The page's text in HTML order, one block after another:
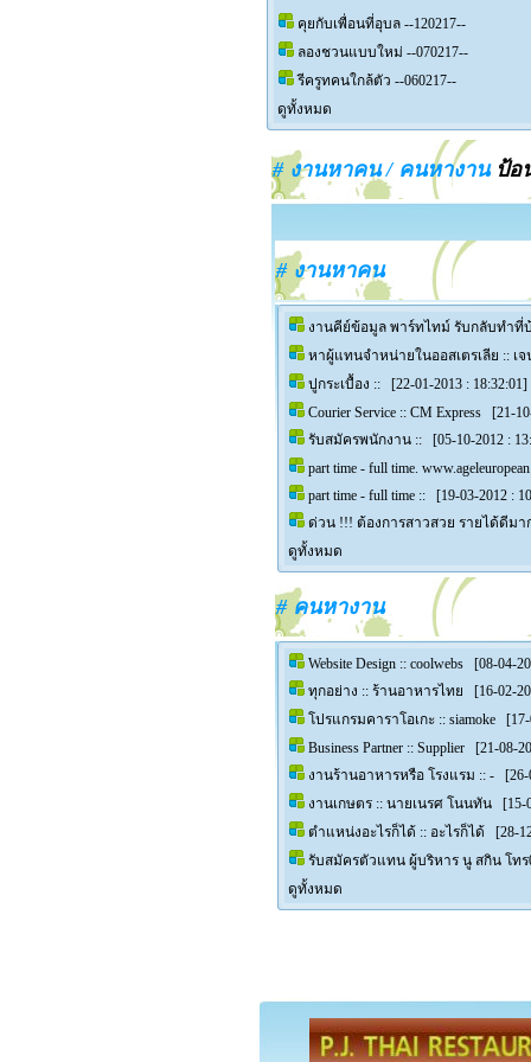
คุยกับเพื่อนที่อุบล --120217--
ลองชวนแบบใหม่ --070217--
รีครูทคนใกล้ตัว --060217--
ดูทั้งหมด
# งานหาคน / คนหางาน ป้อ
# งานหาคน
งานคีย์ข้อมูล พาร์ทไทม์ รับกลับทำที่
หาผู้แทนจำหน่ายในออสเตรเลีย :: เ
ปูกระเบื้อง ::
[22-01-2013 : 18:32:01]
Courier Service :: CM Express
[21-
รับสมัครพนักงาน ::
[05-10-2012 :
part time - full time.
part time - full time ::
[19-03-2012 :
ด่วน !!! ต้องการสาวสวย รายได้ดีมา
ดูทั้งหมด
# คนหางาน
Website Design :: coolwebs
[08-04-
ทุกอย่าง :: ร้านอาหารไทย
[16-02-
โปรแกรมคาราโอเกะ :: siamoke
Business Partner :: Supplier
[21-08-
งานร้านอาหารหรือ โรงแรม :: -
งานเกษตร :: นายเนรศ โนนทัน
[15-
ตําแหน่งอะไรก็ได้ :: อะไรก็ได้
[28-
รับสมัครตัวแทน ผู้บริหาร นู สกิน โทร
ดูทั้งหมด